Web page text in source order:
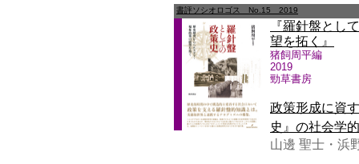
書評ソシオロゴス No.15 2019
『羅針盤とし
望を拓く』
猪飼周平編
2019
勁草書房
政策形成に資
史』の社会学
山邊 聖士・浜